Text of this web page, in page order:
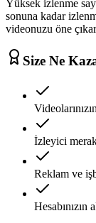
Yüksek izlenme
sonuna kadar
videonuzu öne
Size Ne
İzleyici
Reklam ve